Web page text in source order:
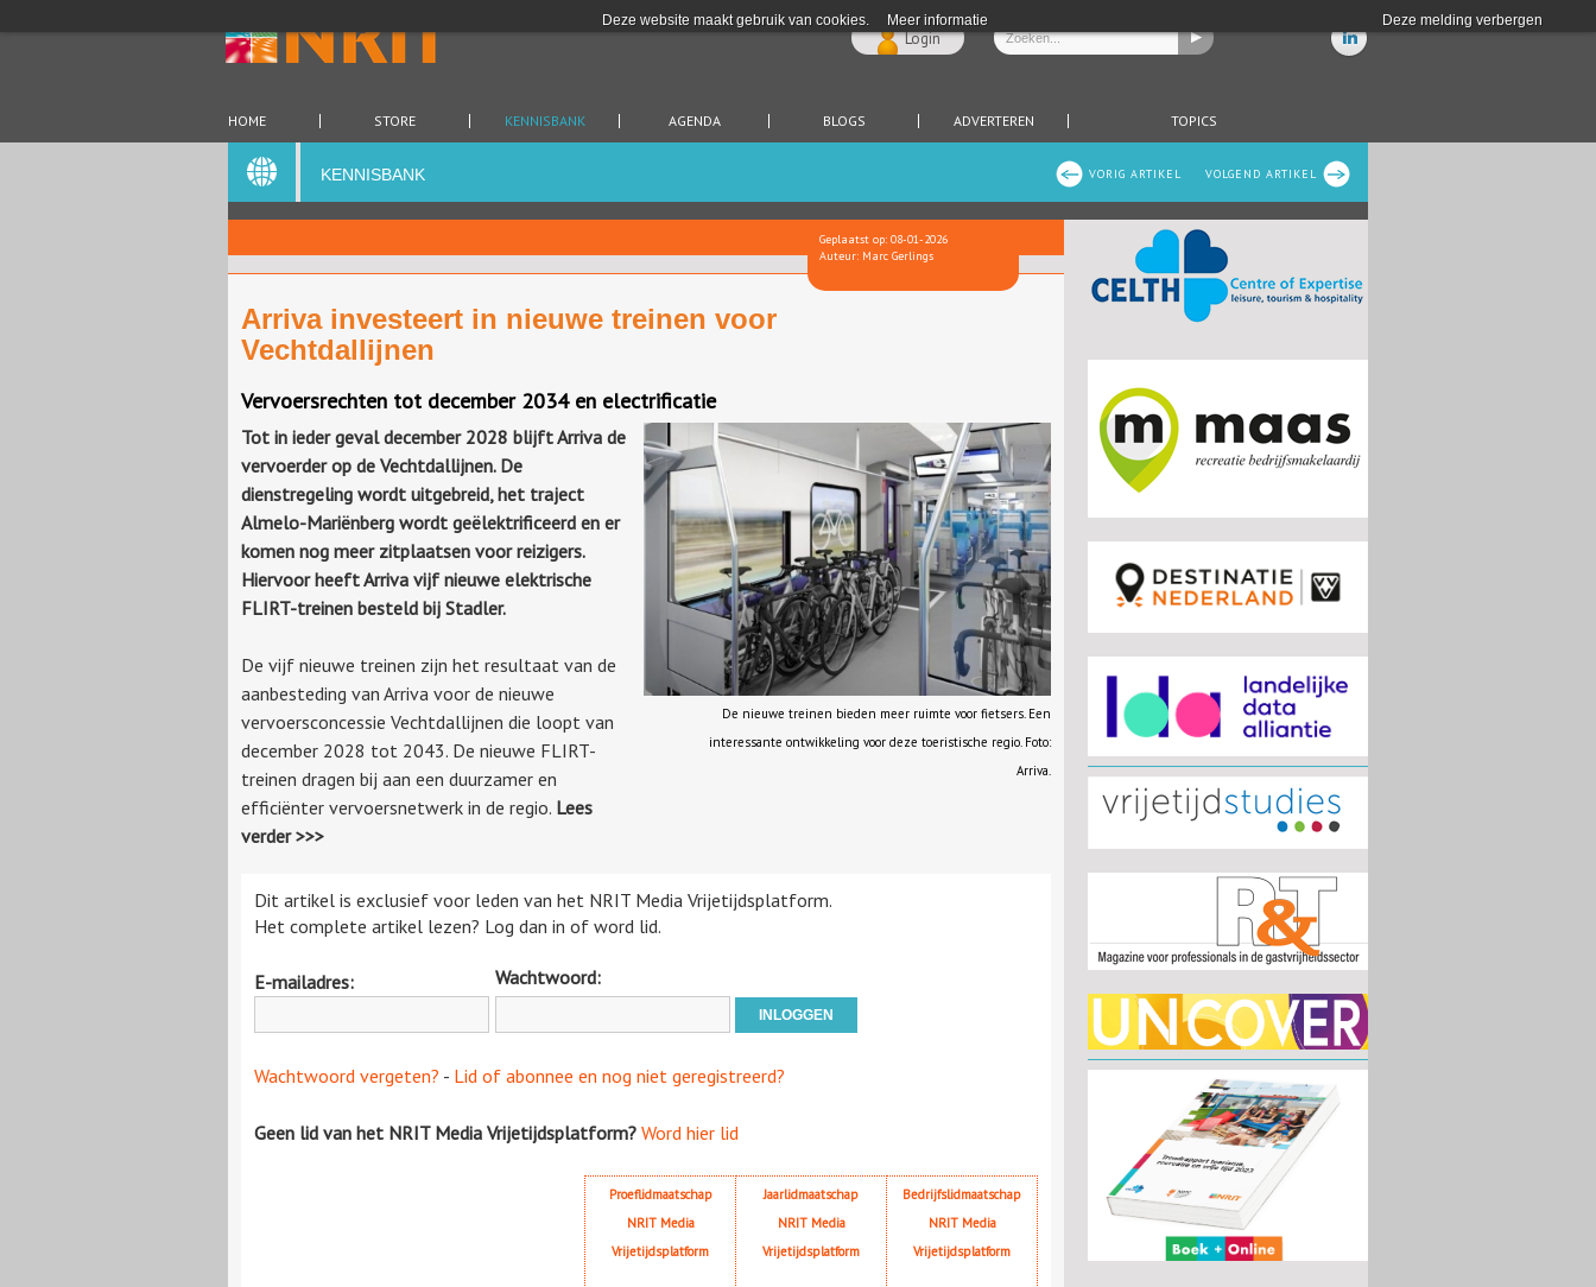
Deze website maakt gebruik van cookies. Meer informatie Deze melding verbergen
Login
HOME STORE KENNISBANK AGENDA BLOGS ADVERTEREN TOPICS
VOLGEND ARTIKEL
VORIG ARTIKEL
KENNISBANK
Geplaatst op: 08-01-2026
Auteur: Marc Gerlings
Arriva investeert in nieuwe treinen voor
Vechtdallijnen
Vervoersrechten tot december 2034 en electrificatie
De nieuwe treinen bieden meer ruimte voor fietsers. Een
interessante ontwikkeling voor deze toeristische regio. Foto:
Arriva.
Tot in ieder geval december 2028 blijft Arriva de
vervoerder op de Vechtdallijnen. De
dienstregeling wordt uitgebreid, het traject
Almelo-Mariënberg wordt geëlektrificeerd en er
komen nog meer zitplaatsen voor reizigers.
Hiervoor heeft Arriva vijf nieuwe elektrische
FLIRT-treinen besteld bij Stadler.
De vijf nieuwe treinen zijn het resultaat van de
aanbesteding van Arriva voor de nieuwe
vervoersconcessie Vechtdallijnen die loopt van
december 2028 tot 2043. De nieuwe FLIRT-
treinen dragen bij aan een duurzamer en
efficiënter vervoersnetwerk in de regio. Lees
verder >>>
Dit artikel is exclusief voor leden van het NRIT Media Vrijetijdsplatform.
Het complete artikel lezen? Log dan in of word lid.
E-mailadres: Wachtwoord:
Wachtwoord vergeten? - Lid of abonnee en nog niet geregistreerd?
Geen lid van het NRIT Media Vrijetijdsplatform? Word hier lid
Proeflidmaatschap
NRIT Media
Vrijetijdsplatform
Jaarlidmaatschap
NRIT Media
Vrijetijdsplatform
Bedrijfslidmaatschap
NRIT Media
Vrijetijdsplatform